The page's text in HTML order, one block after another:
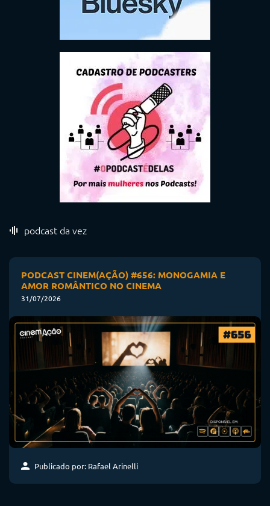
podcast da vez
PODCAST CINEM(AÇÃO) #656: MONOGAMIA E
AMOR ROMÂNTICO NO CINEMA
31/07/2026
Publicado por: Rafael Arinelli